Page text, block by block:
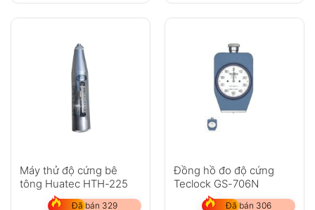
Máy thử độ cứng bê
tông Huatec HTH-225
Đã bán 329
Đồng hồ đo độ cứng
Teclock GS-706N
Đã bán 306